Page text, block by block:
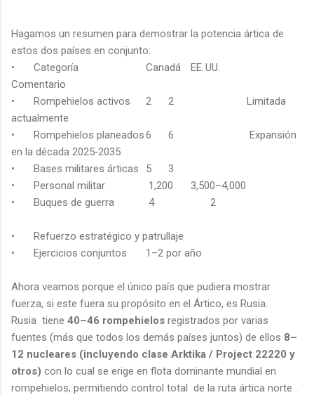
Hagamos un resumen para demostrar la potencia ártica de
estos dos países en conjunto:
•
Categoría Canadá
EE. UU.
Comentario
•
Rompehielos activos 2 2
Limitada
actualmente
•
Rompehielos planeados6 6
Expansión
en la década 2025‑2035
•
Bases militares árticas 5
3
•
Personal militar 1,200
3,500–4,000
•
Buques de guerra 4 2
•
Refuerzo estratégico y patrullaje
•
Ejercicios conjuntos 1–2 por año
Ahora veamos porque el único país que pudiera mostrar
fuerza, si este fuera su propósito en el Ártico, es Rusia.
Rusia tiene 40–46 rompehielos registrados por varias
fuentes (más que todos los demás países juntos) de ellos 8–
12 nucleares (incluyendo clase Arktika / Project 22220 y
otros) con lo cual se erige en flota dominante mundial en
rompehielos, permitiendo control total de la ruta ártica norte .